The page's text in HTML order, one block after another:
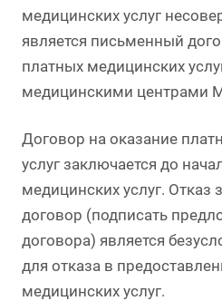
медицинских услуг
является письменный
платных медицинских
медицинскими центрами
Договор на оказание
услуг заключается до
медицинских услуг. Отказ
договор (подписать
договора) является
для отказа в
медицинских услуг.